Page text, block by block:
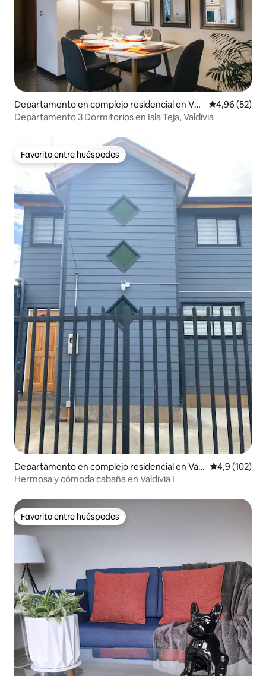
Departamento en complejo residencial en Val
divia
Calificación
4,96 (52)
Departamento 3 Dormitorios en Isla Teja, Valdivia
Favorito entre huéspedes
Favorito entre huéspedes
Departamento en complejo residencial en Vald
ivia
Calificación
4,9 (102)
Hermosa y cómoda cabaña en Valdivia I
Favorito entre huéspedes
Favorito entre huéspedes